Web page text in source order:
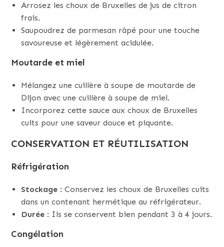
Arrosez les choux de Bruxelles de jus de citron
frais.
Saupoudrez de parmesan râpé pour une touche
savoureuse et légèrement acidulée.
Moutarde et miel
Mélangez une cuillère à soupe de moutarde de
Dijon avec une cuillère à soupe de miel.
Incorporez cette sauce aux choux de Bruxelles
cuits pour une saveur douce et piquante.
CONSERVATION ET RÉUTILISATION
Réfrigération
Stockage : Conservez les choux de Bruxelles cuits
dans un contenant hermétique au réfrigérateur.
Durée : Ils se conservent bien pendant 3 à 4 jours.
Congélation